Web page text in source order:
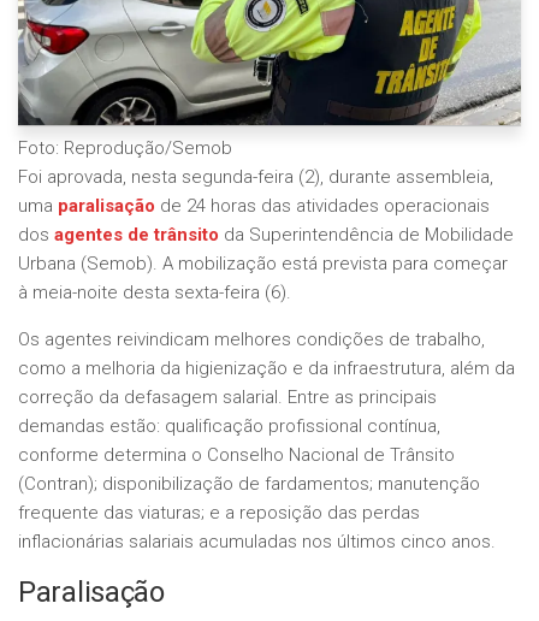
Foto: Reprodução/Semob
Foi aprovada, nesta segunda-feira (2), durante assembleia,
uma paralisação de 24 horas das atividades operacionais
dos agentes de trânsito da Superintendência de Mobilidade
Urbana (Semob). A mobilização está prevista para começar
à meia-noite desta sexta-feira (6).
Os agentes reivindicam melhores condições de trabalho,
como a melhoria da higienização e da infraestrutura, além da
correção da defasagem salarial. Entre as principais
demandas estão: qualificação profissional contínua,
conforme determina o Conselho Nacional de Trânsito
(Contran); disponibilização de fardamentos; manutenção
frequente das viaturas; e a reposição das perdas
inflacionárias salariais acumuladas nos últimos cinco anos.
Paralisação